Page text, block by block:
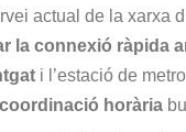
actual de la xarxa
la connexió ràpida
i l’estació de
coordinació horària